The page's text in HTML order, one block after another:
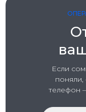
Если
поняли,
телефон